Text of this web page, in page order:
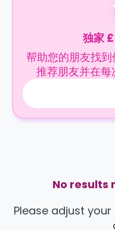
独家
帮助您的朋友找到
推荐朋友并在每
No results
Please adjust